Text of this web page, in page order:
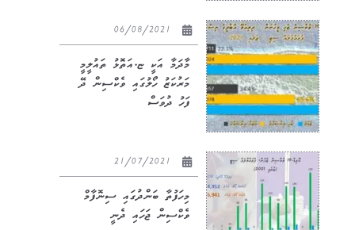
މާދަމާ އަކީ ޏ.އަތޮޅު ތައުލީމީ
މަރުކަޒު ހޯލުގައި ވެކްސިން ދޭ
ފަހު ދުވަސް
މިހަފުތާ ބަންދުގައި ސިނޮފާމް
ވެކްސިން ޖަހައި ދެނީ